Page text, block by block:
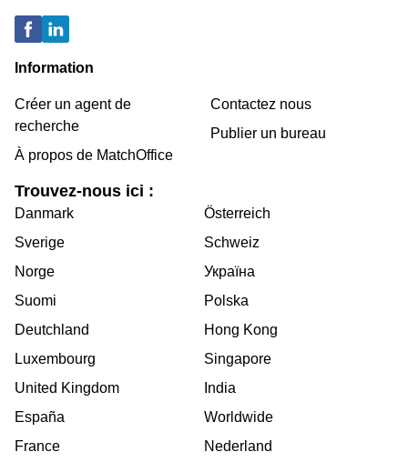
Information
Créer un agent de
recherche
À propos de MatchOffice
Contactez nous
Publier un bureau
Trouvez-nous ici :
Danmark
Sverige
Norge
Suomi
Deutchland
Luxembourg
United Kingdom
España
France
Österreich
Schweiz
Україна
Polska
Hong Kong
Singapore
India
Worldwide
Nederland